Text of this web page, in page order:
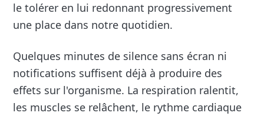
le tolérer en lui redonnant progressivement
une place dans notre quotidien.
Quelques minutes de silence sans écran ni
notifications suffisent déjà à produire des
effets sur l'organisme. La respiration ralentit,
les muscles se relâchent, le rythme cardiaque